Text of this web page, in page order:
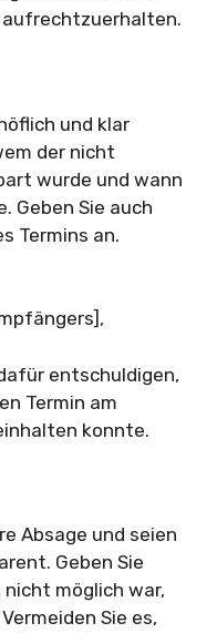
aufrechtzuerhalten.
und klar
der nicht
wurde und wann
Geben Sie auch
Termins an.
entschuldigen,
Termin am
konnte.
Absage und seien
Geben Sie
möglich war,
Sie es,